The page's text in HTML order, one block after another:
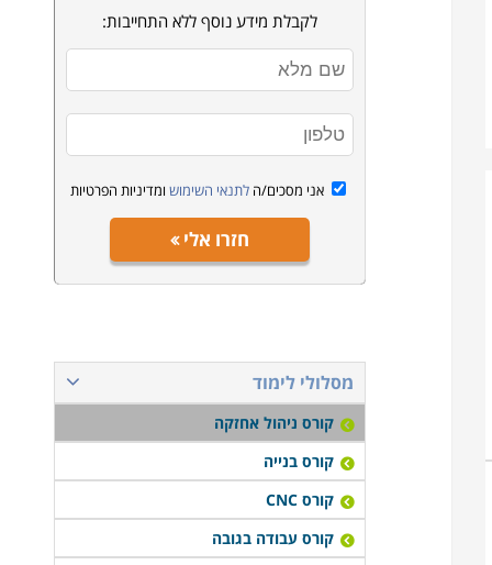
לקבלת מידע נוסף ללא התחייבות:
אני מסכים/הלתנאי השימוש ומדיניות הפרטיות
חזרו אלי
מסלולי לימוד
קורס ניהול אחזקה
קורס בנייה
קורס CNC
קורס עבודה בגובה